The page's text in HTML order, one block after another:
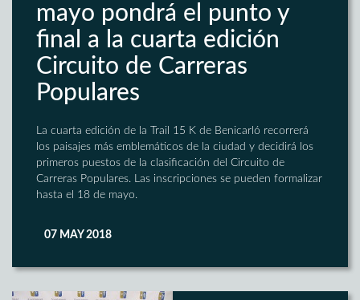
mayo pondrá el punto y
final a la cuarta edición
Circuito de Carreras
Populares
La cuarta edición de la Trail 15 K de Benicarló recorrerá
los paisajes más emblemáticos de la ciudad y decidirá los
primeros puestos de la clasificación del Circuito de
Carreras Populares. Las inscripciones se pueden formalizar
hasta el 18 de mayo.
07 MAY 2018